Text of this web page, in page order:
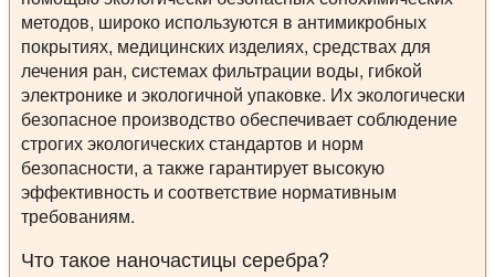
методов, широко используются в антимикробных
покрытиях, медицинских изделиях, средствах для
лечения ран, системах фильтрации воды, гибкой
электронике и экологичной упаковке. Их экологически
безопасное производство обеспечивает соблюдение
строгих экологических стандартов и норм
безопасности, а также гарантирует высокую
эффективность и соответствие нормативным
требованиям.
Что такое наночастицы серебра?